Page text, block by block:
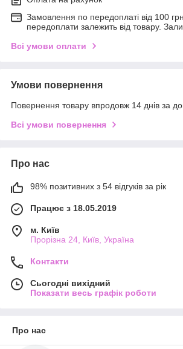
Замовлення по передоплаті від 100
передоплати залежить від товару.
Всі умови оплати
Умови повернення
Повернення товару впродовж 14 днів за
Всі умови повернення
Про нас
98% позитивних з 54 відгуків за рік
Працює з 18.05.2019
м. Київ
Прорізна 24, Київ, Україна
Контакти
Сьогодні вихідний
Показати весь графік роботи
Про нас